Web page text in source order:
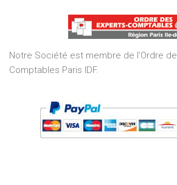
of
5
Notre Société est membre de l’Ordre
Comptables Paris IDF.